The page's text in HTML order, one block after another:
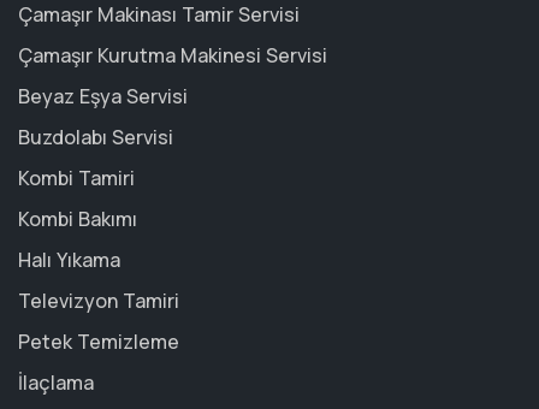
Çamaşır Makinası Tamir Servisi
Çamaşır Kurutma Makinesi Servisi
Beyaz Eşya Servisi
Buzdolabı Servisi
Kombi Tamiri
Kombi Bakımı
Halı Yıkama
Televizyon Tamiri
Petek Temizleme
İlaçlama